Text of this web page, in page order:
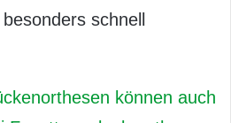
schnell
können auch